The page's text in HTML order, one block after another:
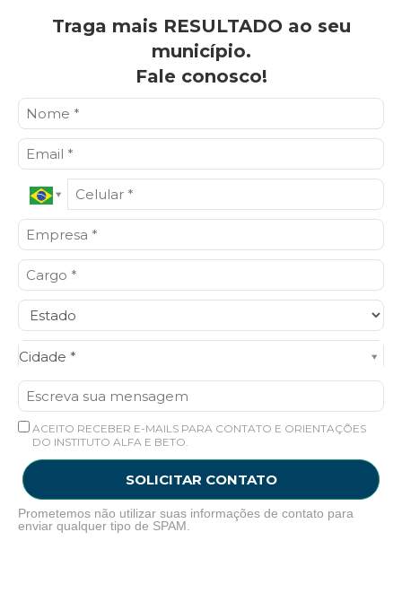
Traga mais RESULTADO ao seu
município.
Fale conosco!
Cidade *
Cidade*
ACEITO RECEBER E-MAILS PARA CONTATO E ORIENTAÇÕES
DO INSTITUTO ALFA E BETO.
SOLICITAR CONTATO
Prometemos não utilizar suas informações de contato para
enviar qualquer tipo de SPAM.